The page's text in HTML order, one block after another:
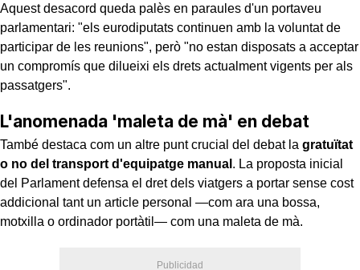
Aquest desacord queda palès en paraules d'un portaveu
parlamentari: "els eurodiputats continuen amb la voluntat de
participar de les reunions", però "no estan disposats a acceptar
un compromís que dilueixi els drets actualment vigents per als
passatgers".
L'anomenada 'maleta de mà' en debat
També destaca com un altre punt crucial del debat la gratuïtat
o no del transport d'equipatge manual . La proposta inicial
del Parlament defensa el dret dels viatgers a portar sense cost
addicional tant un article personal —com ara una bossa,
motxilla o ordinador portàtil— com una maleta de mà.